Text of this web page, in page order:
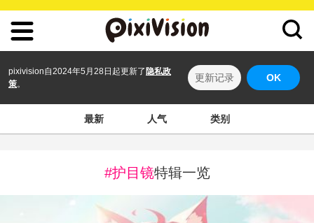
pixivision自2024年5月28日起更新了 隐私政
策。
更新记录 OK
最新 人气 类别
#护目镜特辑一览